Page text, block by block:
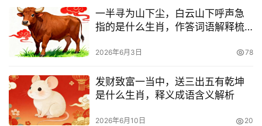
一半寻为山下尘，白云山下呼声急
指的是什么生肖，作答词语解释梳
2026年6月3日 78
发财致富一当中，送三出五有乾坤
是什么生肖，释义成语含义解析
2026年6月10日 20